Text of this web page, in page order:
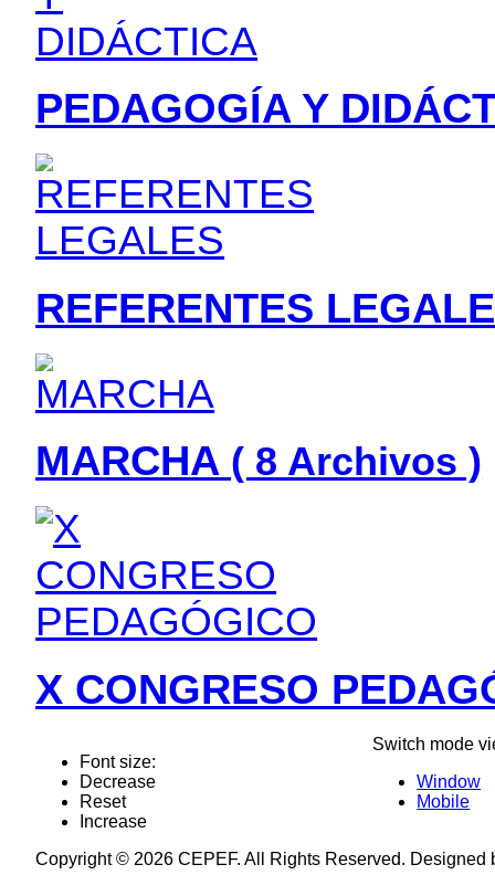
PEDAGOGÍA Y
REFERENTES
MARCHA ( 8 Archivos )
X CONGRESO
Font size:
Decrease
Reset
Increase
Switch mode
Window
Mobile
Copyright © 2026 CEPEF. All Rights Reserved. Designed